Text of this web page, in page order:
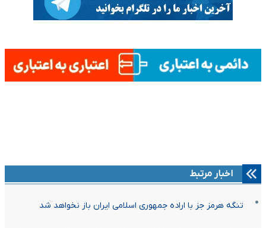
اخبار مرتبط
تنگه هرمز جز با اراده جمهوری اسلامی ایران باز نخواهد شد